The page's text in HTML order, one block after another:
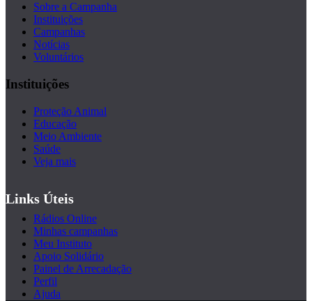
Sobre a Campanha
Instituições
Campanhas
Notícias
Voluntários
Instituições
Proteção Animal
Educação
Meio Ambiente
Saúde
Veja mais
Links Úteis
Rádios Online
Minhas campanhas
Meu Instituto
Apoio Solidário
Painel de Arrecadação
Perfil
Ajuda